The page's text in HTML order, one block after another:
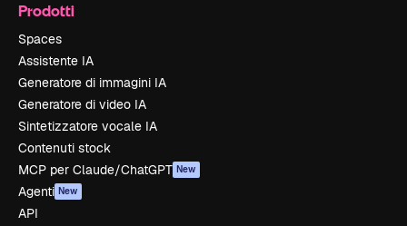
Prodotti
Spaces
Assistente IA
Generatore di immagini IA
Generatore di video IA
Sintetizzatore vocale IA
Contenuti stock
MCP per Claude/ChatGPT New
Agenti New
API